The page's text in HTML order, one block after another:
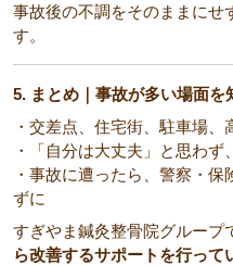
事故後の不調をそのままにせ
す。
5. まとめ｜事故が多い場面を
・交差点、住宅街、駐車場
・「自分は大丈夫」と思わず
・事故に遭ったら、警察・
ずに
すぎやま鍼灸整骨院グループ
ら改善するサポートを行って